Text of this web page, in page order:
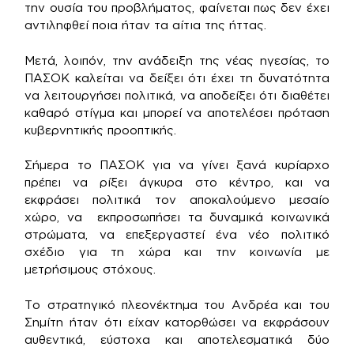
την ουσία του προβλήματος, φαίνεται πως δεν έχει
αντιληφθεί ποια ήταν τα αίτια της ήττας.
Μετά, λοιπόν, την ανάδειξη της νέας ηγεσίας, το
ΠΑΣΟΚ καλείται να δείξει ότι έχει τη δυνατότητα
να λειτουργήσει πολιτικά, να αποδείξει ότι διαθέτει
καθαρό στίγμα και μπορεί να αποτελέσει πρόταση
κυβερνητικής προοπτικής.
Σήμερα το ΠΑΣΟΚ για να γίνει ξανά κυρίαρχο
πρέπει να ρίξει άγκυρα στο κέντρο, και να
εκφράσει πολιτικά τον αποκαλούμενο μεσαίο
χώρο, να εκπροσωπήσει τα δυναμικά κοινωνικά
στρώματα, να επεξεργαστεί ένα νέο πολιτικό
σχέδιο για τη χώρα και την κοινωνία με
μετρήσιμους στόχους.
Το στρατηγικό πλεονέκτημα του Ανδρέα και του
Σημίτη ήταν ότι είχαν κατορθώσει να εκφράσουν
αυθεντικά, εύστοχα και αποτελεσματικά δύο